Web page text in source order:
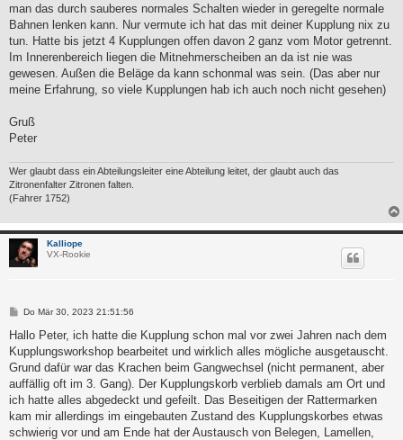
man das durch sauberes normales Schalten wieder in geregelte normale
Bahnen lenken kann. Nur vermute ich hat das mit deiner Kupplung nix zu
tun. Hatte bis jetzt 4 Kupplungen offen davon 2 ganz vom Motor getrennt.
Im Innerenbereich liegen die Mitnehmerscheiben an da ist nie was
gewesen. Außen die Beläge da kann schonmal was sein. (Das aber nur
meine Erfahrung, so viele Kupplungen hab ich auch noch nicht gesehen)
Gruß
Peter
Wer glaubt dass ein Abteilungsleiter eine Abteilung leitet, der glaubt auch das
Zitronenfalter Zitronen falten.
(Fahrer 1752)
Kalliope
VX-Rookie
B
i
r
a
Do Mär 30, 2023 21:51:56
Hallo Peter, ich hatte die Kupplung schon mal vor zwei Jahren nach dem
Kupplungsworkshop bearbeitet und wirklich alles mögliche ausgetauscht.
Grund dafür war das Krachen beim Gangwechsel (nicht permanent, aber
auffällig oft im 3. Gang). Der Kupplungskorb verblieb damals am Ort und
ich hatte alles abgedeckt und gefeilt. Das Beseitigen der Rattermarken
kam mir allerdings im eingebauten Zustand des Kupplungskorbes etwas
schwierig vor und am Ende hat der Austausch von Belegen, Lamellen,